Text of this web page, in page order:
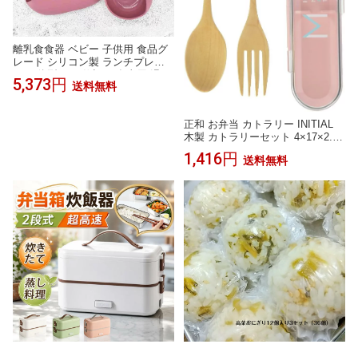
離乳食食器 ベビー 子供用 食品グ
レード シリコン製 ランチプレー
ト 一体型 三つ仕切り 食事用 滑り
止め 7点セット 1歳以上
5,373円 送料無料
正和 お弁当 カトラリー INITIAL
木製 カトラリーセット 4×17×2.6c
1,416円 送料無料